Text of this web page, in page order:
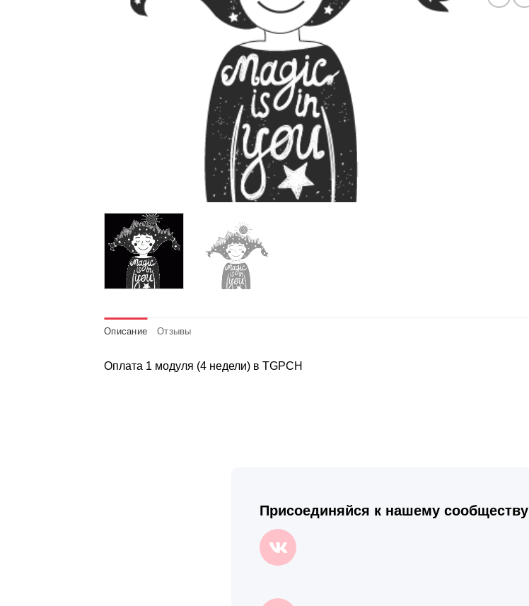
Описание Отзывы
Оплата 1 модуля (4 недели) в TGPCH
Присоединяйся к нашему сообществу